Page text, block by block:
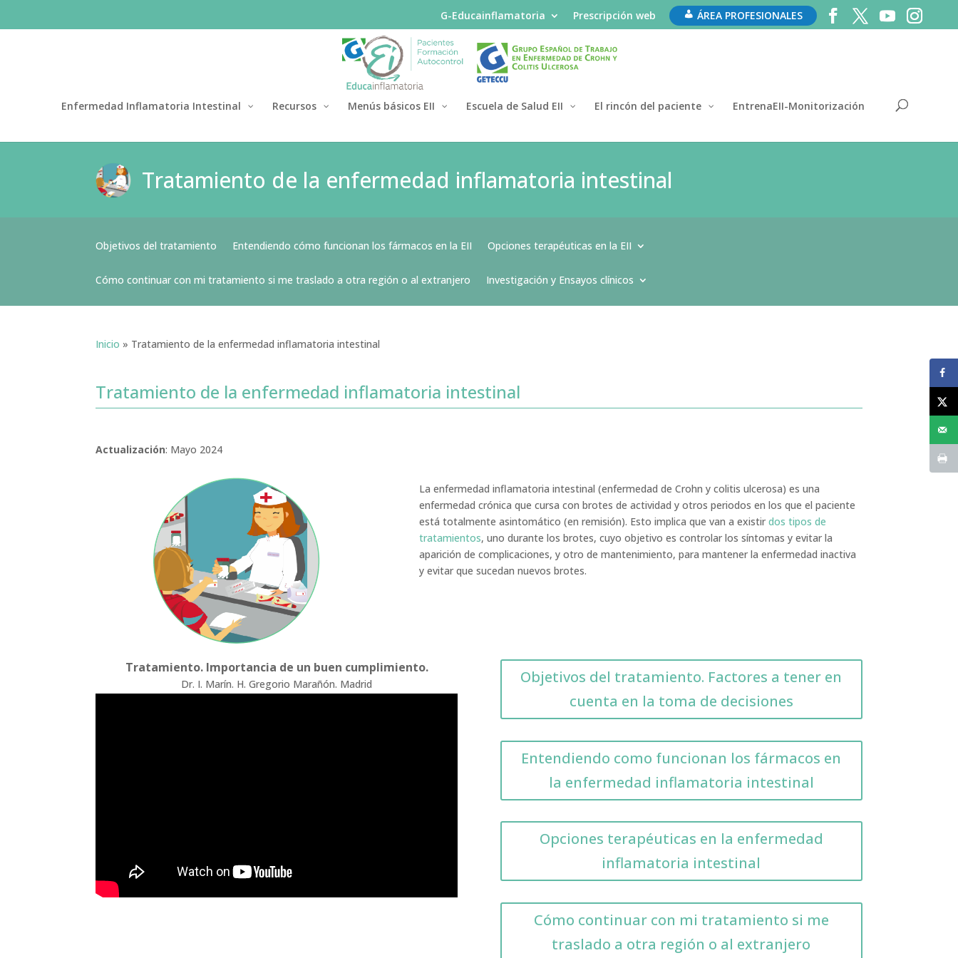
G-Educainflamatoria Prescripción web ÁREA PROFESIONALES
Enfermedad Inflamatoria Intestinal Recursos Menús básicos EII Escuela de Salud EII El rincón del paciente EntrenaEII-Monitorización
Tratamiento de la enfermedad inflamatoria intestinal
Objetivos del tratamiento Entendiendo cómo funcionan los fármacos en la EII Opciones terapéuticas en la EII
Cómo continuar con mi tratamiento si me traslado a otra región o al extranjero Investigación y Ensayos clínicos
Inicio » Tratamiento de la enfermedad inflamatoria intestinal
Tratamiento de la enfermedad inflamatoria intestinal
Actualización: Mayo 2024
La enfermedad inflamatoria intestinal (enfermedad de Crohn y colitis ulcerosa) es una
enfermedad crónica que cursa con brotes de actividad y otros periodos en los que el paciente
está totalmente asintomático (en remisión). Esto implica que van a existirdos tipos de
tratamientos, uno durante los brotes, cuyo objetivo es controlar los síntomas y evitar la
aparición de complicaciones, y otro de mantenimiento, para mantener la enfermedad inactiva
y evitar que sucedan nuevos brotes.
Tratamiento. Importancia de un buen cumplimiento.
Dr. I. Marín. H. Gregorio Marañón. Madrid
Objetivos del tratamiento. Factores a tener en
cuenta en la toma de decisiones
Entendiendo como funcionan los fármacos en
la enfermedad inflamatoria intestinal
Opciones terapéuticas en la enfermedad
inflamatoria intestinal
Cómo continuar con mi tratamiento si me
traslado a otra región o al extranjero